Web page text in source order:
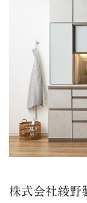
株式会社綾野